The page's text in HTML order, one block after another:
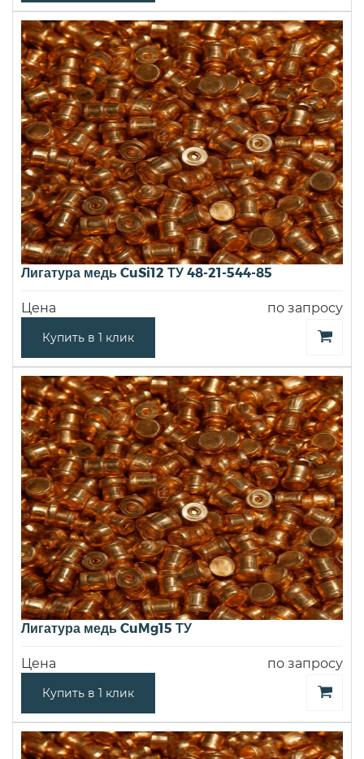
Лигатура медь CuSi12 ТУ 48-21-544-85
Цена по запросу
Купить в 1 клик
Лигатура медь CuMg15 ТУ
Цена по запросу
Купить в 1 клик